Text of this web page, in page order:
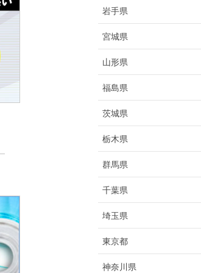
岩手県
宮城県
山形県
福島県
茨城県
栃木県
群馬県
千葉県
埼玉県
東京都
神奈川県